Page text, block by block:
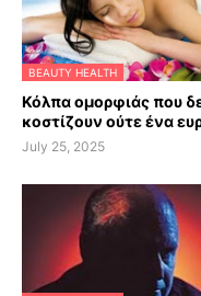
BEAUTY HEALTH
Κόλπα ομορφιάς που
κοστίζουν ούτε ένα
July 25, 2025